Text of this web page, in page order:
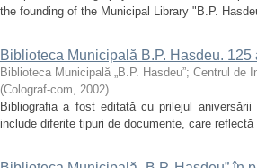
the founding of the Municipal Library "B.P.
Biblioteca Municipală B.P. Hasdeu.
Biblioteca Municipală „B.P. Hasdeu”; Centrul de
(Colograf-com, 2002)
Bibliografia a fost editată cu prilejul
include diferite tipuri de documente, care